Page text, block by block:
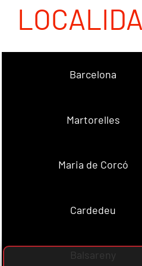
Barcelona
Martorelles
Maria de Corcó
Cardedeu
Balsareny